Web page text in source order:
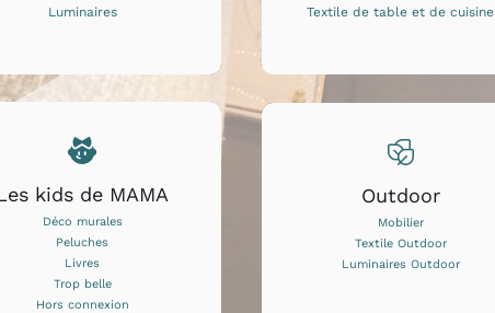
Luminaires
Textile de table et de cuisine
kids de MAMA
Déco murales
Peluches
Livres
Trop belle
Hors connexion
Outdoor
Mobilier
Textile Outdoor
Luminaires Outdoor